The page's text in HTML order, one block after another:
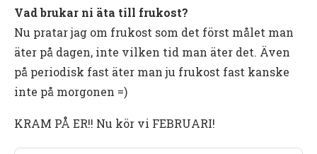
Vad brukar ni äta till frukost?
Nu pratar jag om frukost som det först målet man
äter på dagen, inte vilken tid man äter det. Även
på periodisk fast äter man ju frukost fast kanske
inte på morgonen =)
KRAM PÅ ER!! Nu kör vi FEBRUARI!